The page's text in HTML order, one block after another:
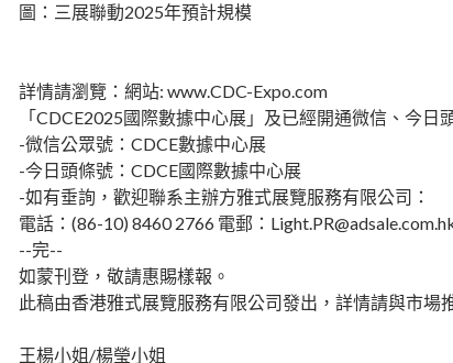
圖：三展聯動2025年預計規模
詳情請瀏覽：網站: www.CDC-Expo.com
「CDCE2025國際數據中心展」及已經開通微信、今日
-微信公眾號：CDCE數據中心展
-今日頭條號：CDCE國際數據中心展
-如有垂詢，歡迎聯系主辦方雅式展覽服務有限公司：
電話：(86-10) 8460 2766 電郵：
--完--
如蒙刊登，敬請惠賜樣報。
此稿由香港雅式展覽服務有限公司發出，詳情請與市場
王楊小姐/楊瑩小姐